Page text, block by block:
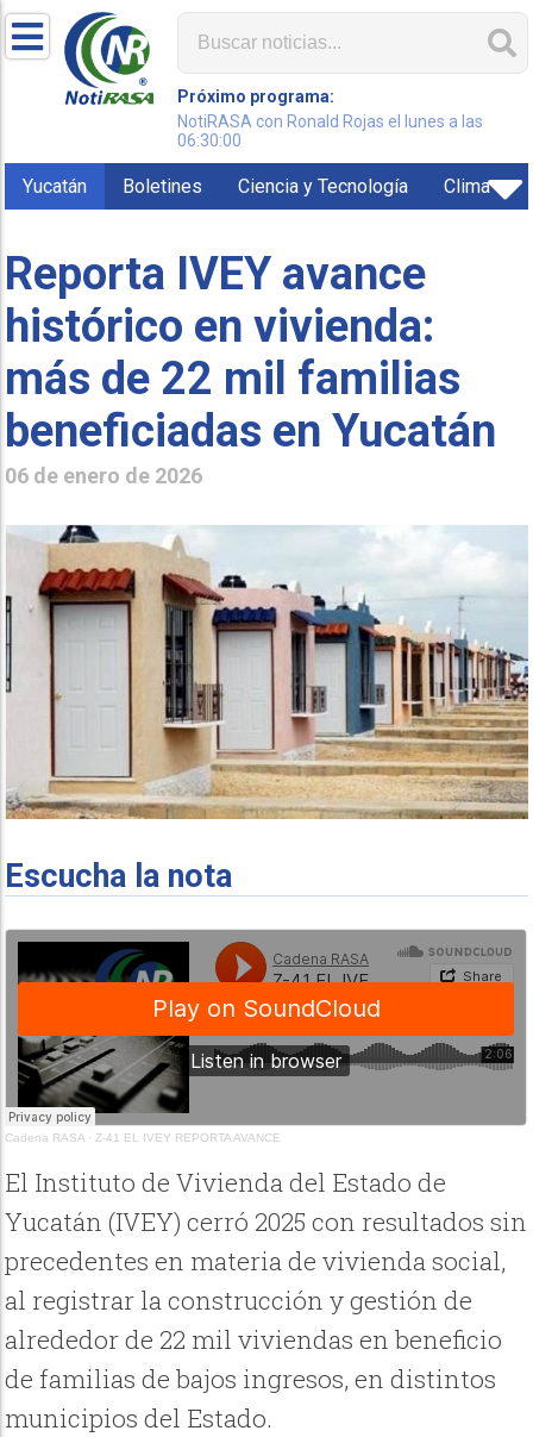
Próximo programa:
NotiRASA con Ronald Rojas el lunes a las
06:30:00
Yucatán Boletines Ciencia y Tecnología Clima
Reporta IVEY avance
histórico en vivienda:
más de 22 mil familias
beneficiadas en Yucatán
06 de enero de 2026
Escucha la nota
Cadena RASA · Z-41 EL IVEY REPORTA AVANCE
El Instituto de Vivienda del Estado de
Yucatán (IVEY) cerró 2025 con resultados sin
precedentes en materia de vivienda social,
al registrar la construcción y gestión de
alrededor de 22 mil viviendas en beneficio
de familias de bajos ingresos, en distintos
municipios del Estado.